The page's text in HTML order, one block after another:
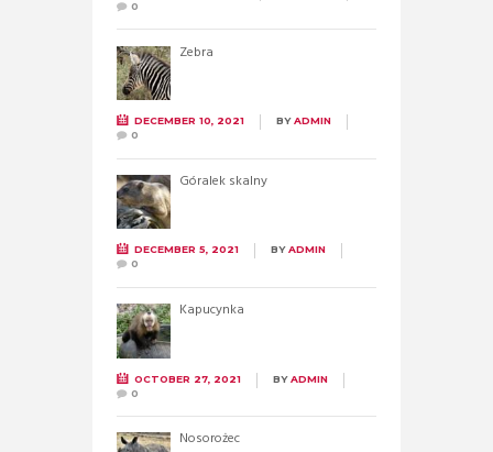
0
Zebra
DECEMBER 10, 2021 BYADMIN
0
Góralek skalny
DECEMBER 5, 2021 BYADMIN
0
Kapucynka
OCTOBER 27, 2021 BYADMIN
0
Nosorożec